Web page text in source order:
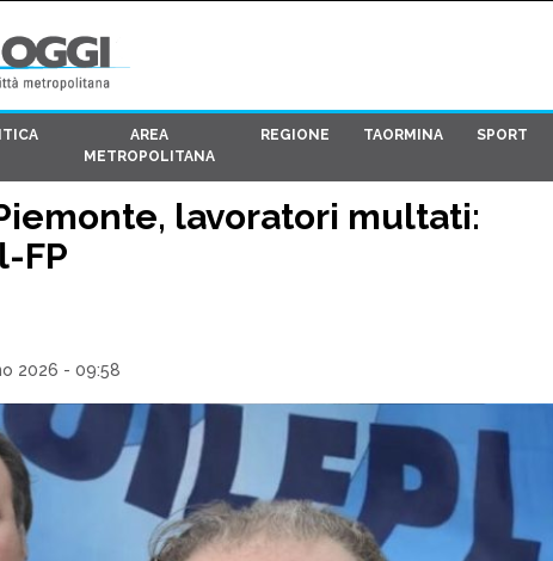
AREA
METROPOLITANA
REGIONE TAORMINA SPORT
lavoratori multati:
FP
2026 - 09:58